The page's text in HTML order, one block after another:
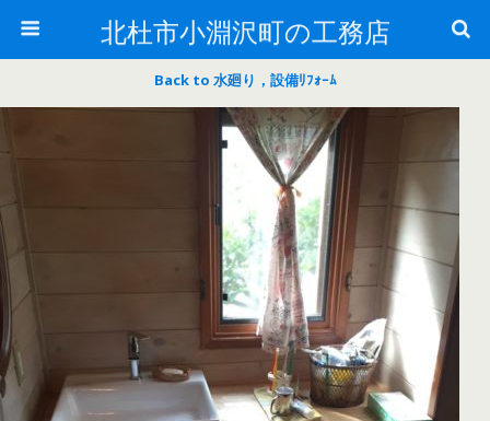
北杜市小淵沢町の工務店
Back to 水廻り，設備ﾘﾌｫｰﾑ